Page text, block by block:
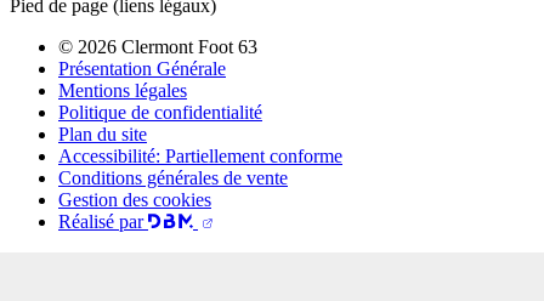
Pied de page (liens légaux)
© 2026 Clermont Foot 63
Présentation Générale
Mentions légales
Politique de confidentialité
Plan du site
Accessibilité: Partiellement conforme
Conditions générales de vente
Gestion des cookies
Réalisé par